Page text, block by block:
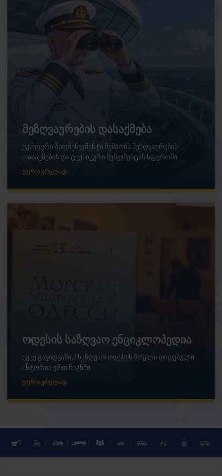
მეზღვაურების დასაქმება
უკრფერი-შიფმენეჯმენტი მუშაობს მეზღვაურების
დასაქმების და ტექნიკური მენეჯმენტის სფეროში.
ᲣᲤᲠᲝ ᲕᲠᲪᲚᲐᲓ
ოდესის საზღვაო ენციკლოპედია
უკვე გაყიდვაშია! საზღვაო ოდესის მთელი დიდებული
ისტორია ერთ წიგნში.
ᲣᲤᲠᲝ ᲕᲠᲪᲚᲐᲓ